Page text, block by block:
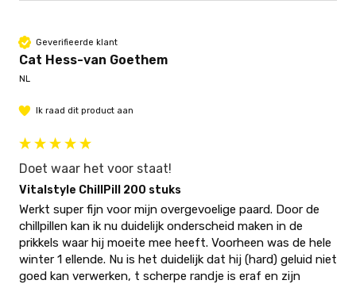
Geverifieerde klant
Cat Hess-van Goethem
NL
Ik raad dit product aan
Doet waar het voor staat!
Vitalstyle ChillPill 200 stuks
Werkt super fijn voor mijn overgevoelige paard. Door de
chillpillen kan ik nu duidelijk onderscheid maken in de
prikkels waar hij moeite mee heeft. Voorheen was de hele
winter 1 ellende. Nu is het duidelijk dat hij (hard) geluid niet
goed kan verwerken, t scherpe randje is eraf en zijn